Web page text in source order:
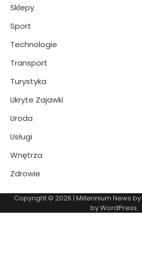
Sklepy
Sport
Technologie
Transport
Turystyka
Ukryte Zajawki
Uroda
Usługi
Wnętrza
Zdrowie
Copyright © 2026 | Millennium News by
byWordPress.